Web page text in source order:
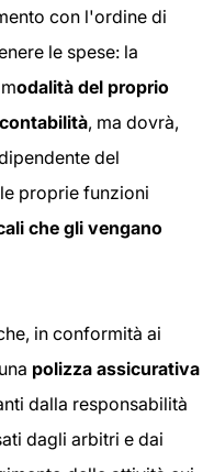
con l'ordine di
le spese: la
odalità del proprio
, ma dovrà,
del
proprie funzioni
che gli vengano
in conformità ai
polizza assicurativa
dalla responsabilità
dagli arbitri e dai